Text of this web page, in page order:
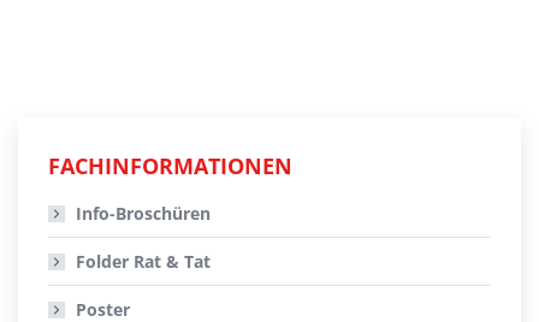
FACHINFORMATIONEN
Info-Broschüren
Folder Rat & Tat
Poster